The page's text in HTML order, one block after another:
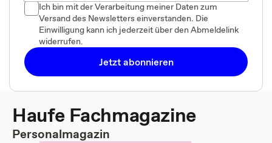
Ich bin mit der Verarbeitung meiner Daten zum
Versand des Newsletters einverstanden. Die
Einwilligung kann ich jederzeit über den Abmeldelink
widerrufen.
Jetzt abonnieren
Haufe Fachmagazine
Personalmagazin